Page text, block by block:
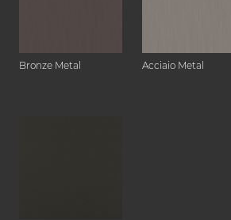
Bronze Metal Acciaio Metal